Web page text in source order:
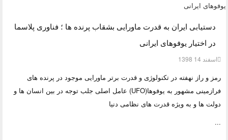
دستیابی ایران به قدرت ماورایی بشقاب پرنده ها ؛ فناوری پلاسما
در اختیار یوفوهای ایرانی
اسفند 14 1398
رمز و راز نهفته در تکنولوژی و قدرت برتر ماورایی موجود در پرنده های
فرازمینی مشهور به یوفوها(UFO) عامل اصلی جلب توجه در بین انسان ها و
دولت ها و به ویژه قدرت های نظامی دنیا
...